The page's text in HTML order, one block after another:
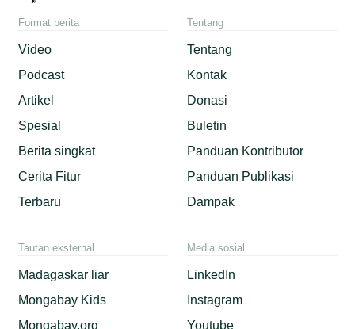
Format berita
Video
Podcast
Artikel
Spesial
Berita singkat
Cerita Fitur
Terbaru
Tentang
Tentang
Kontak
Donasi
Buletin
Panduan Kontributor
Panduan Publikasi
Dampak
Tautan eksternal
Madagaskar liar
Mongabay Kids
Mongabay.org
Media sosial
LinkedIn
Instagram
Youtube